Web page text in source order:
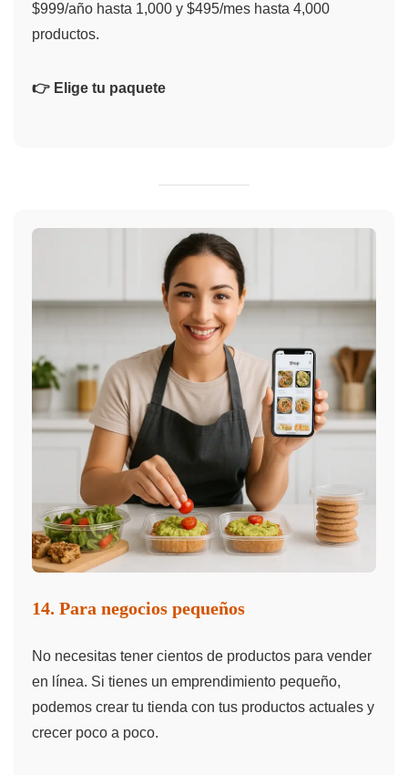
$999/año hasta 1,000 y $495/mes hasta 4,000
productos.
👉 Elige tu paquete
14. Para negocios pequeños
No necesitas tener cientos de productos para vender
en línea. Si tienes un emprendimiento pequeño,
podemos crear tu tienda con tus productos actuales y
crecer poco a poco.